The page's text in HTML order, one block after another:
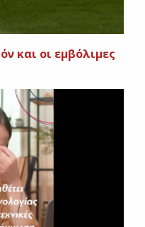
και οι εμβόλιμες